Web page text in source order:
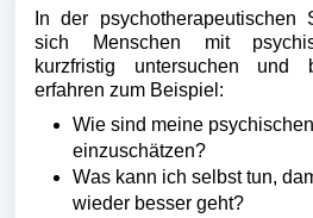
In der psychotherapeutischen
sich Menschen mit
kurzfristig untersuchen und
erfahren zum Beispiel:
Wie sind meine
einzuschätzen?
Was kann ich selbst tun,
wieder besser geht?